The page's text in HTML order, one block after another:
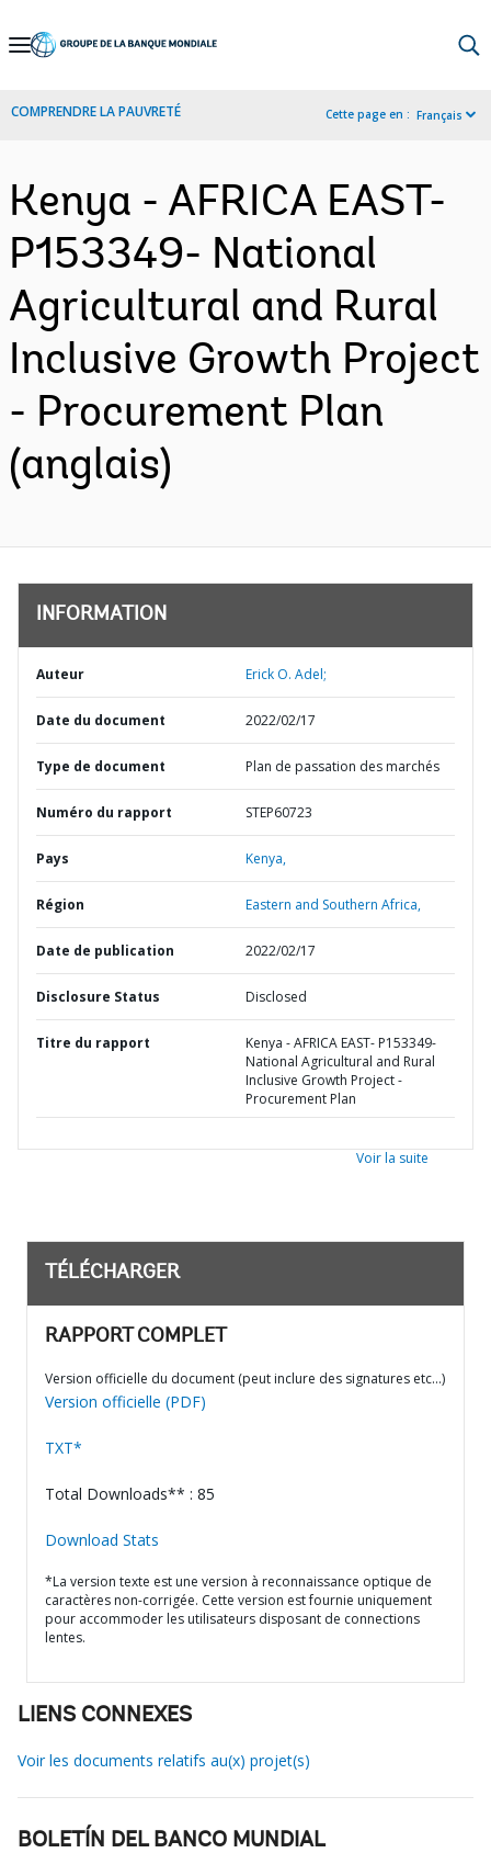
Skip
Navigation
COMPRENDRE LA PAUVRETÉ Cette page en : Français
Kenya - AFRICA EAST-
P153349- National
Agricultural and Rural
Inclusive Growth Project
- Procurement Plan
(anglais)
INFORMATION
Auteur Erick O. Adel;
Date du document 2022/02/17
Type de document Plan de passation des marchés
Numéro du rapport STEP60723
Pays Kenya,
Région Eastern and Southern Africa,
Date de publication 2022/02/17
Disclosure Status Disclosed
Titre du rapport
Kenya - AFRICA EAST- P153349-
National Agricultural and Rural
Inclusive Growth Project -
Procurement Plan
Voir la suite
TÉLÉCHARGER
RAPPORT COMPLET
Version officielle du document (peut inclure des signatures etc…)
Version officielle (PDF)
TXT*
Total Downloads** : 85
Download Stats
*La version texte est une version à reconnaissance optique de
caractères non-corrigée. Cette version est fournie uniquement
pour accommoder les utilisateurs disposant de connections
lentes.
LIENS CONNEXES
Voir les documents relatifs au(x) projet(s)
BOLETÍN DEL BANCO MUNDIAL